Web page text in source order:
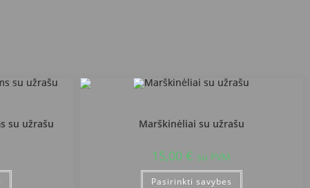
su užrašu Marškinėliai su užrašu
15,00€ su PVM
Pasirinkti savybes